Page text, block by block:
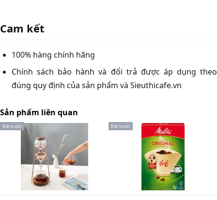
Cam kết
100% hàng chính hãng
Chính sách bảo hành và đổi trả được áp dụng theo
đúng quy định của sản phẩm và Sieuthicafe.vn
Sản phẩm liên quan
Đặt trước Đặt trước